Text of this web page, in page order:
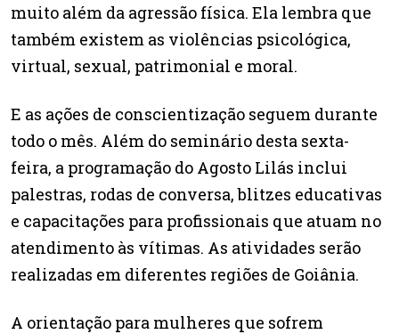
muito além da agressão física. Ela lembra que
também existem as violências psicológica,
virtual, sexual, patrimonial e moral.
E as ações de conscientização seguem durante
todo o mês. Além do seminário desta sexta-
feira, a programação do Agosto Lilás inclui
palestras, rodas de conversa, blitzes educativas
e capacitações para profissionais que atuam no
atendimento às vítimas. As atividades serão
realizadas em diferentes regiões de Goiânia.
A orientação para mulheres que sofrem